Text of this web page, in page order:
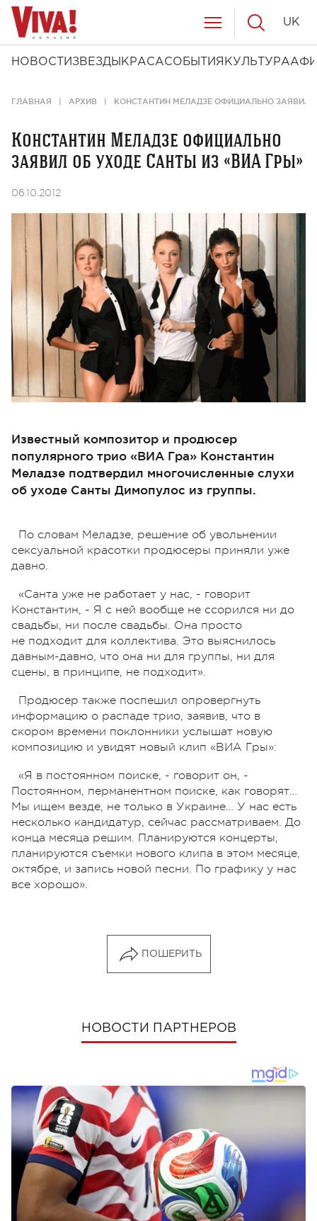
НОВОСТИ ЗВЕЗДЫ КРАСАСОБЫТИЯ КУЛЬТУРА
UK
ГЛАВНАЯ АРХИВ КОНСТАНТИН МЕЛАДЗЕ ОФИЦИАЛЬНО ЗАЯВИЛ
Константин Меладзе официально
заявил об уходе Санты из «ВИА Гры»
06.10.2012
Известный композитор и продюсер
популярного трио «ВИА Гра» Константин
Меладзе подтвердил многочисленные слухи
об уходе Санты Димопулос из группы.
По словам Меладзе, решение об увольнении
сексуальной красотки продюсеры приняли уже
давно.
«Санта уже не работает у нас, - говорит
Константин, - Я с ней вообще не ссорился ни до
свадьбы, ни после свадьбы. Она просто
не подходит для коллектива. Это выяснилось
давным-давно, что она ни для группы, ни для
сцены, в принципе, не подходит».
Продюсер также поспешил опровергнуть
информацию о распаде трио, заявив, что в
скором времени поклонники услышат новую
композицию и увидят новый клип «ВИА Гры»:
«Я в постоянном поиске, - говорит он, -
Постоянном, перманентном поиске, как говорят…
Мы ищем везде, не только в Украине… У нас есть
несколько кандидатур, сейчас рассматриваем. До
конца месяца решим. Планируются концерты,
планируются съемки нового клипа в этом месяце,
октябре, и запись новой песни. По графику у нас
все хорошо».
ПОШЕРИТЬ
НОВОСТИ ПАРТНЕРОВ